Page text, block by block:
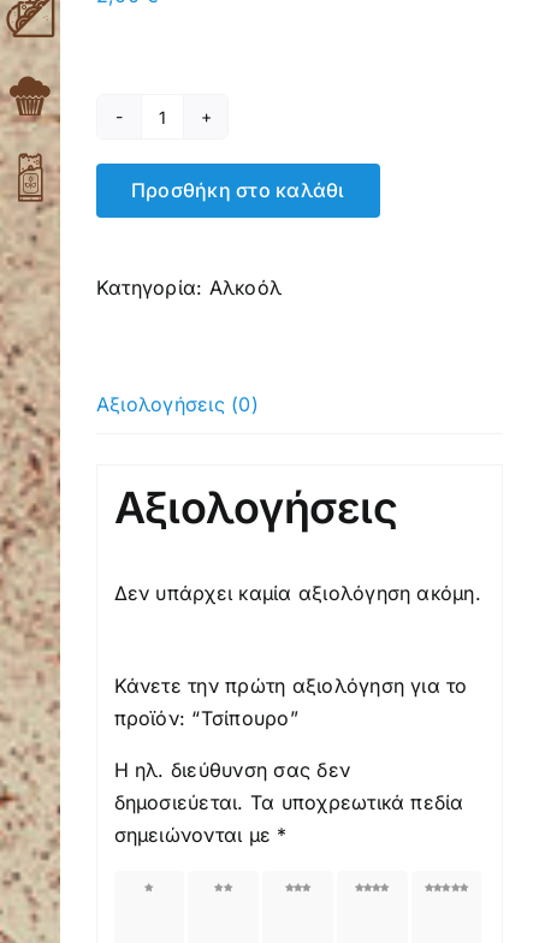
Τσίπουρο
ποσότητα
Προσθήκη στο καλάθι
Κατηγορία: Αλκοόλ
Αξιολογήσεις (0)
Αξιολογήσεις
Δεν υπάρχει καμία αξιολόγηση ακόμη.
Κάνετε την πρώτη αξιολόγηση για το
προϊόν: “Τσίπουρο”
Η ηλ. διεύθυνση σας δεν
δημοσιεύεται. Τα υποχρεωτικά πεδία
σημειώνονται με *
4
5